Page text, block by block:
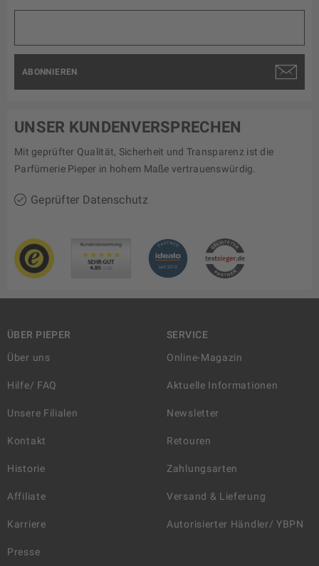
ABONNIEREN
UNSER KUNDENVERSPRECHEN
Mit geprüfter Qualität, Sicherheit und Transparenz ist die
Parfümerie Pieper in hohem Maße vertrauenswürdig.
Geprüfter Datenschutz
ÜBER PIEPER
Über uns
Hilfe/ FAQ
Unsere Filialen
Kontakt
Historie
Affiliate
Karriere
Presse
SERVICE
Online-Magazin
Aktuelle Informationen
Newsletter
Retouren
Zahlungsarten
Versand & Lieferung
Autorisierter Händler/ YBPN